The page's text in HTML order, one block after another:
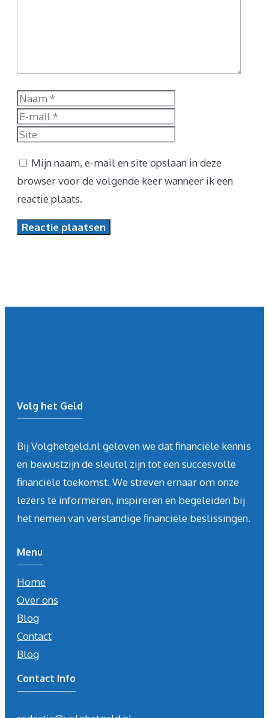
Naam
Mijn naam, e-mail en site opslaan in deze
browser voor de volgende keer wanneer ik een
reactie plaats.
Volg het Geld
Bij Volghetgeld.nl geloven we dat financiële kennis
en bewustzijn de sleutel zijn tot een succesvolle
financiële toekomst. We streven ernaar om onze
lezers te informeren, inspireren en begeleiden bij
het nemen van verstandige financiële beslissingen.
Menu
Home
Over ons
Blog
Contact
Blog
Contact Info